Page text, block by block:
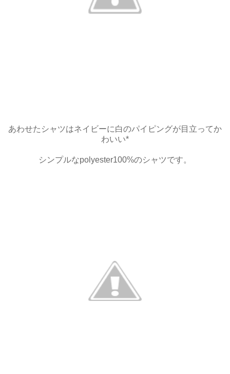
あわせたシャツはネイビーに白のパイピングが目立ってか
わいい*
シンプルなpolyester100%のシャツです。